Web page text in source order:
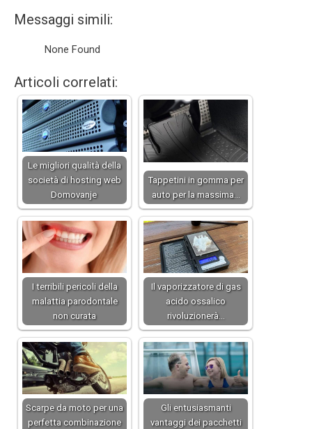
Messaggi simili:
None Found
Articoli correlati:
Le migliori qualità della
società di hosting web
Domovanje
Tappetini in gomma per
auto per la massima…
I terribili pericoli della
malattia parodontale
non curata
Il vaporizzatore di gas
acido ossalico
rivoluzionerà…
Scarpe da moto per una
perfetta combinazione
Gli entusiasmanti
vantaggi dei pacchetti